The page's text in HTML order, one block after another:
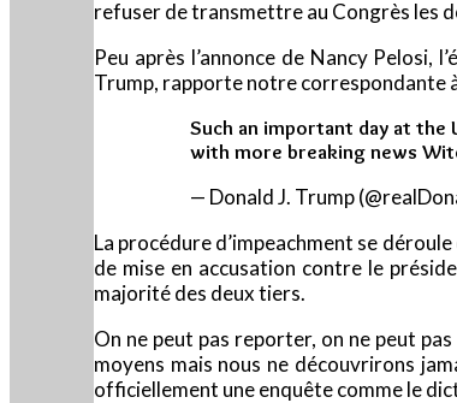
refuser de transmettre au Congrès les
Peu après l’annonce de Nancy Pelosi,
Trump, rapporte notre correspondante
Such an important day at the
with more breaking news
— Donald J. Trump
La procédure d’impeachment se
de mise en accusation contre le
majorité des deux tiers.
On ne peut pas reporter, on ne peut
moyens mais nous ne découvrirons
officiellement une enquête comme le